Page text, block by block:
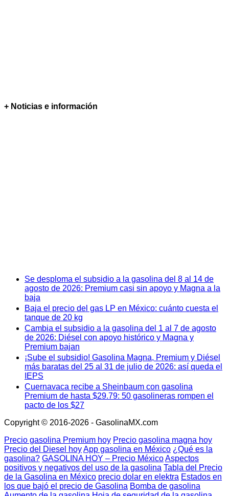
+ Noticias e información
Se desploma el subsidio a la gasolina del 8 al 14 de
agosto de 2026: Premium casi sin apoyo y Magna a la
baja
Baja el precio del gas LP en México: cuánto cuesta el
tanque de 20 kg
Cambia el subsidio a la gasolina del 1 al 7 de agosto
de 2026: Diésel con apoyo histórico y Magna y
Premium bajan
¡Sube el subsidio! Gasolina Magna, Premium y Diésel
más baratas del 25 al 31 de julio de 2026: así queda el
IEPS
Cuernavaca recibe a Sheinbaum con gasolina
Premium de hasta $29.79: 50 gasolineras rompen el
pacto de los $27
Copyright © 2016-2026 - GasolinaMX.com
Precio gasolina Premium hoy Precio gasolina magna hoy
Precio del Diesel hoyApp gasolina en México ¿Qué es la
gasolina? GASOLINA HOY – Precio MéxicoAspectos
positivos y negativos del uso de la gasolina Tabla del Precio
de la Gasolina en México precio dolar en elektra Estados en
los que bajó el precio de Gasolina Bomba de gasolina